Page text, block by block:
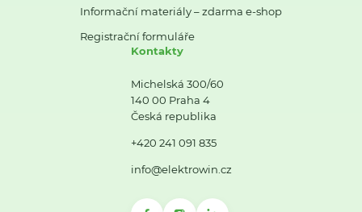
Informační materiály – zdarma e-shop
Registrační formuláře
Kontakty
Michelská 300/60
140 00 Praha 4
Česká republika
+420 241 091 835
info@elektrowin.cz